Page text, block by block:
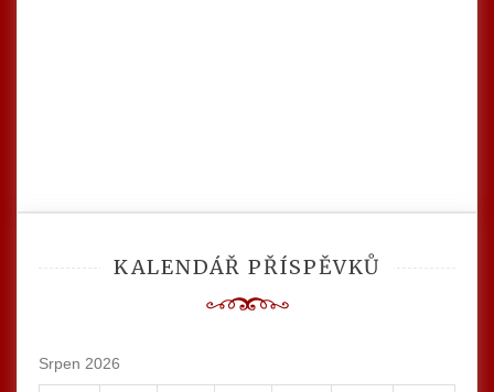
KALENDÁŘ PŘÍSPĚVKŮ
Srpen 2026